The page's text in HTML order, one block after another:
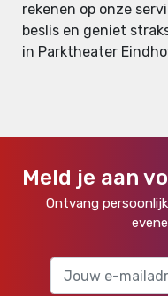
rekenen op onze
beslis en geniet
in Parktheater
Meld je aan
Ontvang